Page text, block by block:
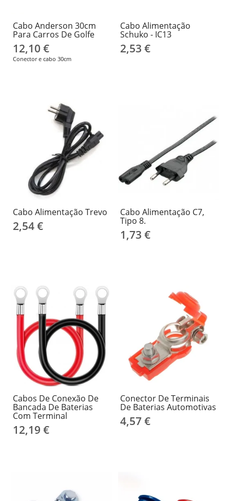
Cabo Anderson 30cm
Para Carros De Golfe
12,10 €
Conector e cabo 30cm
Cabo Alimentação
Schuko - IC13
2,53 €
Cabo Alimentação Trevo
2,54 €
Cabo Alimentação C7,
Tipo 8.
1,73 €
Cabos De Conexão De
Bancada De Baterias
Com Terminal
12,19 €
Conector De Terminais
De Baterias Automotivas
4,57 €